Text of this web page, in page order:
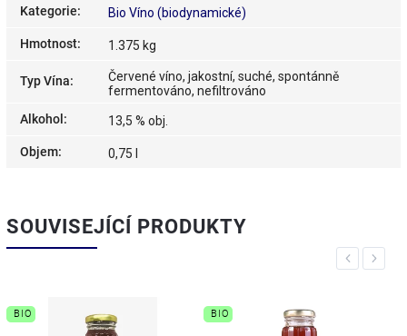
Kategorie: Bio Víno (biodynamické)
Hmotnost: 1.375 kg
Typ Vína:
Červené víno, jakostní, suché, spontánně
fermentováno, nefiltrováno
Alkohol : 13,5 % obj.
Objem: 0,75 l
SOUVISEJÍCÍ PRODUKTY
Previous
BIO BIO
Next